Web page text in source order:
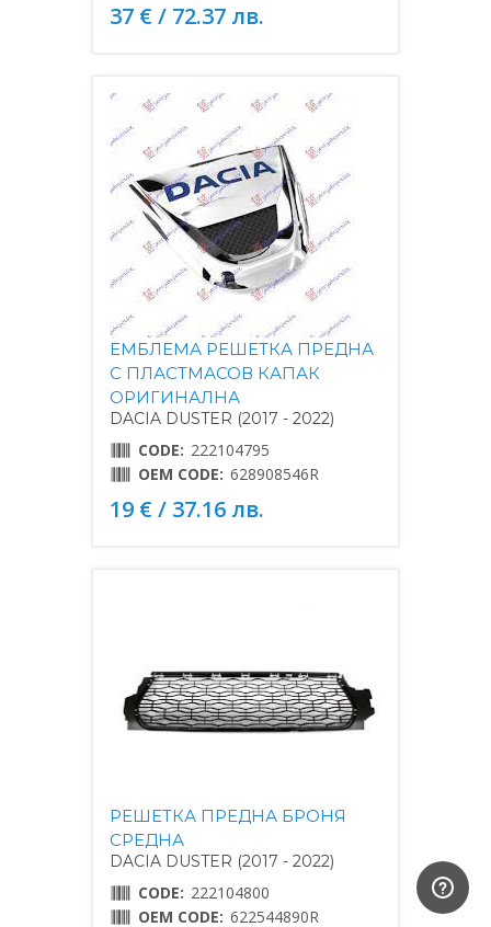
37 € / 72.37 лв.
ЕМБЛЕМА РЕШЕТКА ПРЕДНА
С ПЛАСТМАСОВ КАПАК
ОРИГИНАЛНА
DACIA DUSTER (2017 - 2022)
CODE: 222104795
OEM CODE: 628908546R
19 € / 37.16 лв.
РЕШЕТКА ПРЕДНА БРОНЯ
СРЕДНА
DACIA DUSTER (2017 - 2022)
CODE: 222104800
OEM CODE: 622544890R